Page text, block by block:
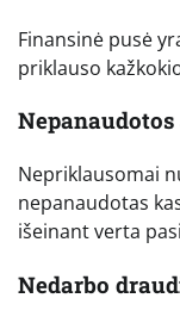
Finansinė pusė
priklauso
Nepriklausomai
nepanaudotas
išeinant verta
Nedarbo